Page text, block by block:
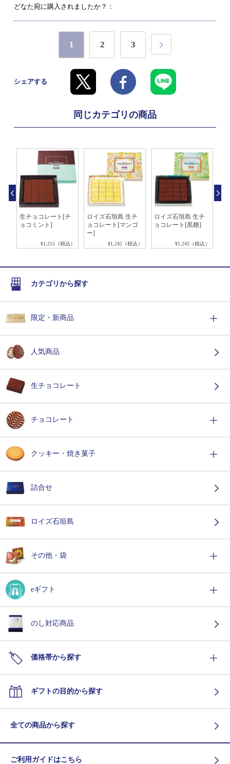
どなた宛に購入されましたか？：
1 2 3
シェアする
同じカテゴリの商品
生チョコレート[チ
ョコミント]
¥1,215（税込）
ロイズ石垣島 生チ
ョコレート[マンゴ
ー]
¥1,242（税込）
ロイズ石垣島 生チ
ョコレート[黒糖]
¥1,242（税込）
カテゴリから探す
限定・新商品
人気商品
生チョコレート
チョコレート
クッキー・焼き菓子
詰合せ
ロイズ石垣島
その他・袋
eギフト
のし対応商品
価格帯から探す
ギフトの目的から探す
全ての商品から探す
ご利用ガイドはこちら